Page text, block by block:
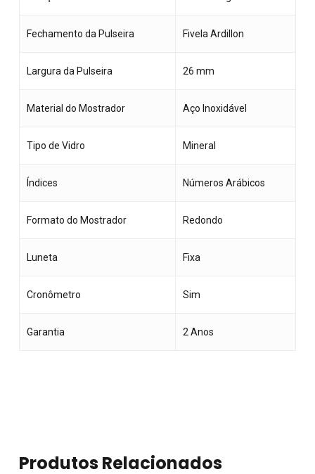
carrinho.
Fechamento da Pulseira Fivela Ardillon
Largura da Pulseira 26 mm
Material do Mostrador Aço Inoxidável
Tipo de Vidro Mineral
Índices Números Arábicos
Formato do Mostrador Redondo
Luneta Fixa
Cronômetro Sim
Garantia 2 Anos
Produtos Relacionados